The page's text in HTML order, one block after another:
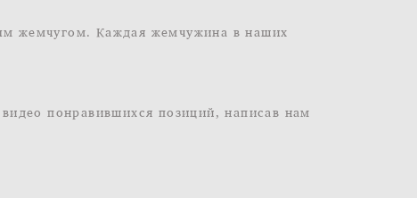
жемчугом. Каждая жемчужина в наших
понравившихся позиций, написав нам